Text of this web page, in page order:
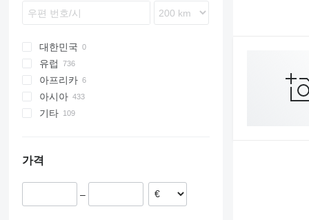
A series
S series
T series
259D
262C
262D
289D
906
D series
대한민국
유럽
영국
독일
스페인
프랑스
아프리카
탄자니아
남아프리카
아시아
중국
터키
기타
콜롬비아
가격
–